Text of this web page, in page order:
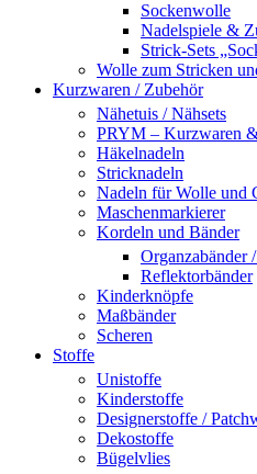
Sockenwolle
Nadelspiele &
Strick-Sets
Wolle zum Stricken
Kurzwaren / Zubehör
Nähetuis / Nähsets
PRYM – Kurzwaren
Häkelnadeln
Stricknadeln
Nadeln für Wolle und
Maschenmarkierer
Kordeln und Bänder
Organzabänder
Reflektorbänder
Kinderknöpfe
Maßbänder
Scheren
Stoffe
Unistoffe
Kinderstoffe
Designerstoffe /
Dekostoffe
Bügelvlies